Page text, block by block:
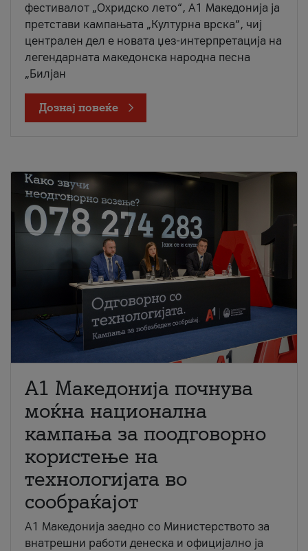
фестивалот „Охридско лето“, А1 Македонија ја
претстави кампањата „Културна врска“, чиј
централен дел е новата џез-интерпретација на
легендарната македонска народна песна
„Билјан
Дознај повеќе
A1 Македонија почнува
моќна национална
кампања за поодговорно
користење на
технологијата во
сообраќајот
A1 Македонија заедно со Министерството за
внатрешни работи денеска и официјално ја